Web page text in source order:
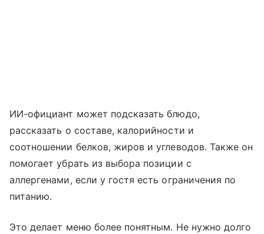
ИИ-официант может подсказать блюдо,
рассказать о составе, калорийности и
соотношении белков, жиров и углеводов. Также он
помогает убрать из выбора позиции с
аллергенами, если у гостя есть ограничения по
питанию.
Это делает меню более понятным. Не нужно долго